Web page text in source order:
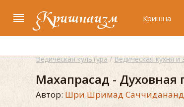
Кришнаизм Кришна
Ведическая культура/Ведическая кухня
Махапрасад - Духовная
Автор: Шри Шримад